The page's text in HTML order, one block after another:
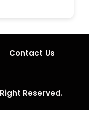
Contact Us
Reserved.